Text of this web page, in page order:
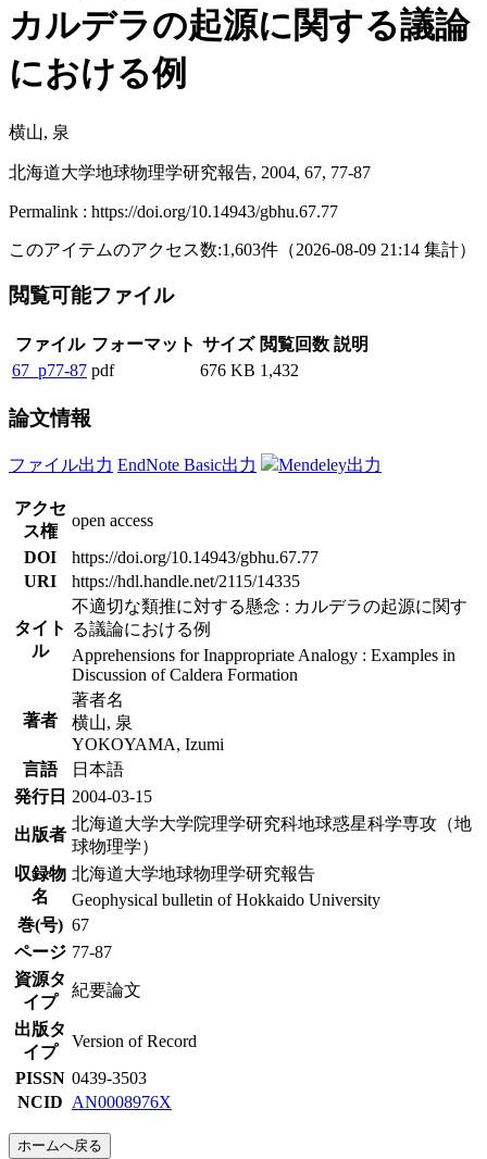
カルデラの起源に関する議論
における例
横山, 泉
北海道大学地球物理学研究報告, 2004, 67, 77-87
Permalink : https://doi.org/10.14943/gbhu.67.77
このアイテムのアクセス数:1,603件 （2026-08-09 21:14 集計）
閲覧可能ファイル
ファイル フォーマット サイズ 閲覧回数 説明
67_p77-87 pdf 676 KB 1,432
論文情報
ファイル出力 EndNote Basic出力 Mendeley出力
アクセ
ス権
open access
DOI
https://doi.org/10.14943/gbhu.67.77
URI
https://hdl.handle.net/2115/14335
タイト
ル
不適切な類推に対する懸念 : カルデラの起源に関す
る議論における例
Apprehensions for Inappropriate Analogy : Examples in
Discussion of Caldera Formation
著者
著者名
横山, 泉
YOKOYAMA, Izumi
言語
日本語
発行日 2004-03-15
出版者
北海道大学大学院理学研究科地球惑星科学専攻（地
球物理学）
収録物
名
北海道大学地球物理学研究報告
Geophysical bulletin of Hokkaido University
巻(号) 67
ページ 77-87
資源タ
イプ
紀要論文
出版タ
イプ
Version of Record
PISSN 0439-3503
NCID AN0008976X
ホームへ戻る